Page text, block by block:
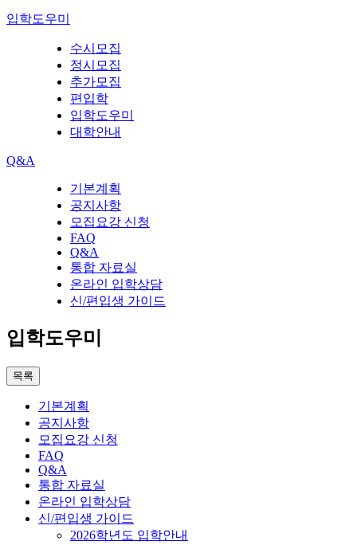
입학도우미
수시모집
정시모집
추가모집
편입학
입학도우미
대학안내
Q&A
기본계획
공지사항
모집요강 신청
FAQ
Q&A
통합 자료실
온라인 입학상담
신/편입생 가이드
입학도우미
목록
기본계획
공지사항
모집요강 신청
FAQ
Q&A
통합 자료실
온라인 입학상담
신/편입생 가이드
2026학년도 입학안내